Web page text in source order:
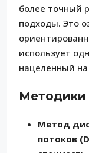
более точный
подходы. Это
использует
нацеленный
Методики
Метод
потоков